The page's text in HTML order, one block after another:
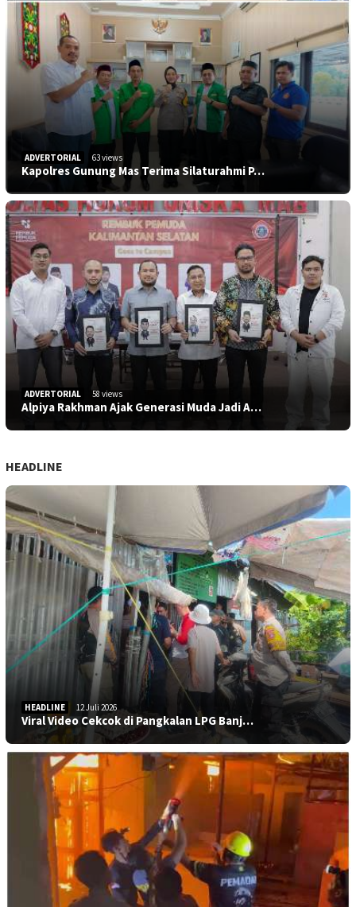
ADVERTORIAL 63 views
Kapolres Gunung Mas Terima Silaturahmi P…
ADVERTORIAL 58 views
Alpiya Rakhman Ajak Generasi Muda Jadi A…
HEADLINE
HEADLINE 12 Juli 2026
Viral Video Cekcok di Pangkalan LPG Banj…